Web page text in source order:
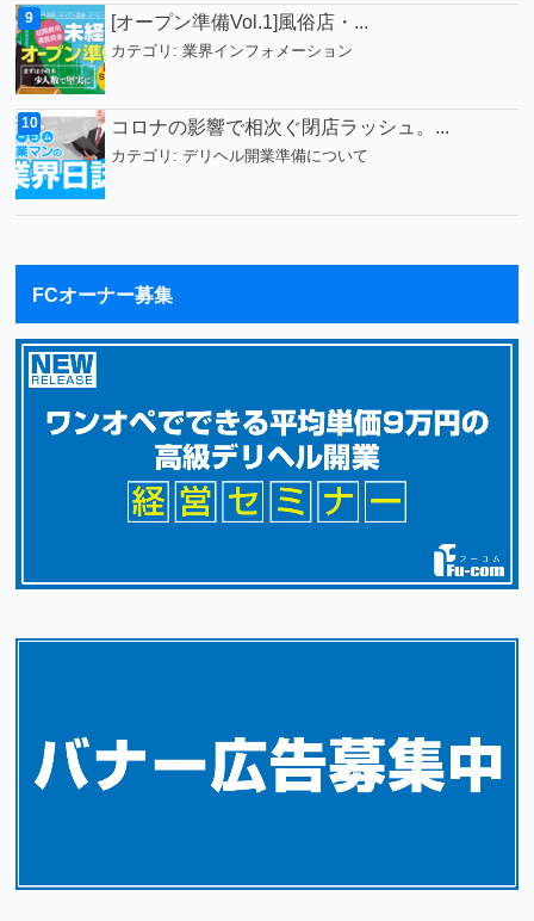
[オープン準備Vol.1]風俗店・...
カテゴリ:業界インフォメーション
コロナの影響で相次ぐ閉店ラッシュ。...
カテゴリ:デリヘル開業準備について
FCオーナー募集